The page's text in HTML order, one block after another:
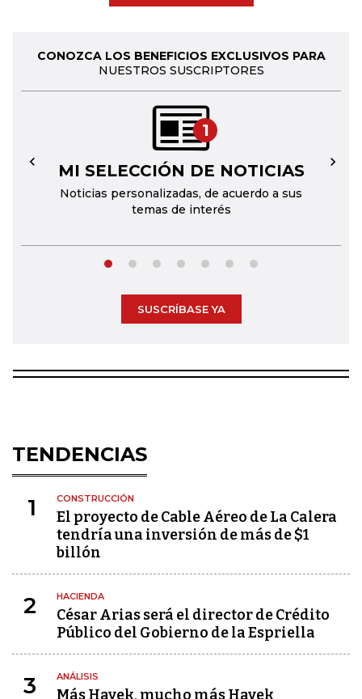
CONOZCA LOS BENEFICIOS EXCLUSIVOS PARA
NUESTROS SUSCRIPTORES
1
MI SELECCIÓN DE NOTICIAS
Noticias personalizadas, de acuerdo a sus
temas de interés
← →
SUSCRÍBASE YA
TENDENCIAS
1 CONSTRUCCIÓN
El proyecto de Cable Aéreo de La Calera
tendría una inversión de más de $1
billón
2 HACIENDA
César Arias será el director de Crédito
Público del Gobierno de la Espriella
3 ANÁLISIS
Más Hayek, mucho más Hayek